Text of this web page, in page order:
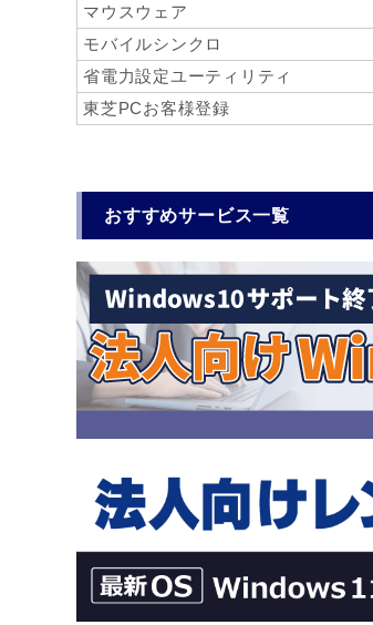
マウスウェア
モバイルシンクロ
省電力設定ユーティリティ
東芝PCお客様登録
おすすめサービス一覧